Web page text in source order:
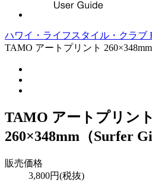
ハワイ・ライフスタイル・クラブ
TAMO アートプリント 260×348mm
TAMO アートプリント
260×348mm（Surfer
販売価格
3,800円(税抜)